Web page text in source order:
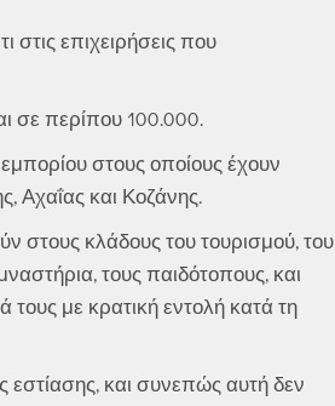
στις επιχειρήσεις που
σε περίπου 100.000.
στους οποίους έχουν
Αχαΐας και Κοζάνης.
στους κλάδους του τουρισμού, του
τους παιδότοπους, και
τους με κρατική εντολή κατά τη
εστίασης, και συνεπώς αυτή δεν